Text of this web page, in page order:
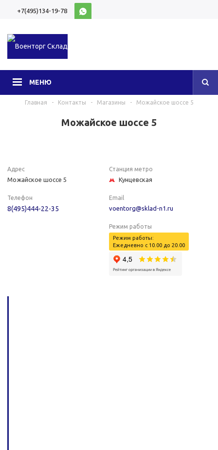
+7(495)134-19-78
МЕНЮ
Главная - Контакты - Магазины - Можайское шоссе 5
Можайское шоссе 5
Адрес
Можайское шоссе 5
Станция метро
Кунцевская
Телефон
8(495)444-22-35
Email
voentorg@sklad-n1.ru
Режим работы
Режим работы:
Ежедневно с 10.00 до 20.00